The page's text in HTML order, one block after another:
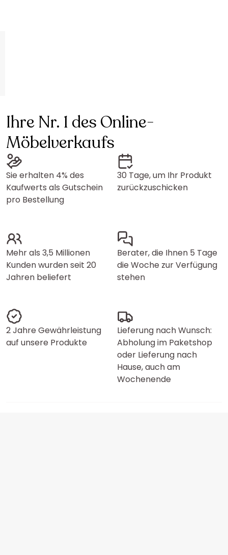
Ihre Nr. 1 des Online-
Möbelverkaufs
Sie erhalten 4% des
Kaufwerts als Gutschein
pro Bestellung
30 Tage, um Ihr Produkt
zurückzuschicken
Mehr als 3,5 Millionen
Kunden wurden seit 20
Jahren beliefert
Berater, die Ihnen 5 Tage
die Woche zur Verfügung
stehen
2 Jahre Gewährleistung
auf unsere Produkte
Lieferung nach Wunsch:
Abholung im Paketshop
oder Lieferung nach
Hause, auch am
Wochenende